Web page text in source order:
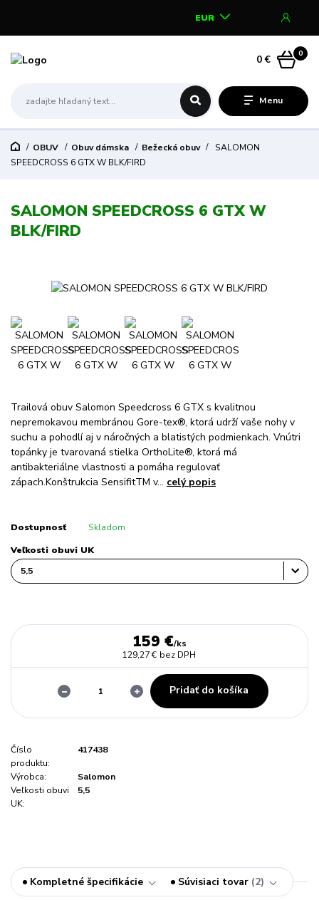
Menu
EUR
0
0 €
OBUV Obuv dámska Bežecká obuv
SALOMON
SPEEDCROSS 6 GTX W BLK/FIRD
SALOMON SPEEDCROSS 6 GTX W
BLK/FIRD
Trailová obuv Salomon Speedcross 6 GTX s kvalitnou
nepremokavou membránou Gore-tex®, ktorá udrží vaše nohy v
suchu a pohodlí aj v náročných a blatistých podmienkach. Vnútri
topánky je tvarovaná stielka OrthoLite®, ktorá má
antibakteriálne vlastnosti a pomáha regulovať
zápach.Konštrukcia SensifitTM v... celý popis
Dostupnosť Skladom
Veľkosti obuvi UK
159 €/ks
129,27 € bez DPH
Pridať do košíka
Číslo
produktu:
417438
Výrobca:
Salomon
Veľkosti obuvi
UK:
5,5
Kompletné špecifikácie Súvisiaci tovar 2